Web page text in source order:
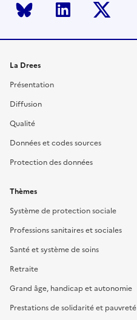
Bluesky LinkedIn
La Drees
Présentation
Diffusion
Qualité
Données et codes sources
Protection des données
Thèmes
Système de protection sociale
Professions sanitaires et sociales
Santé et système de soins
Retraite
Grand âge, handicap et autonomie
Prestations de solidarité et pauvreté